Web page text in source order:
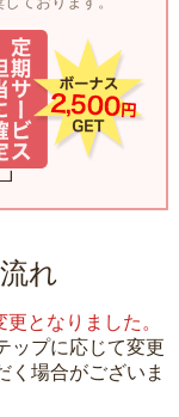
れ
となりました。
ップに応じて変更
く場合がございま